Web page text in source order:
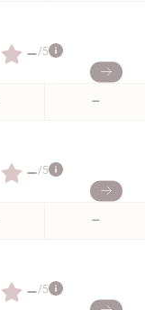
–/5
–
–/5
–
–/5